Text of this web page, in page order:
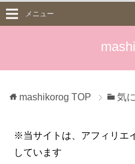
メニュー
mashikorog TOP 気
※当サイトは、アフィリエ
しています